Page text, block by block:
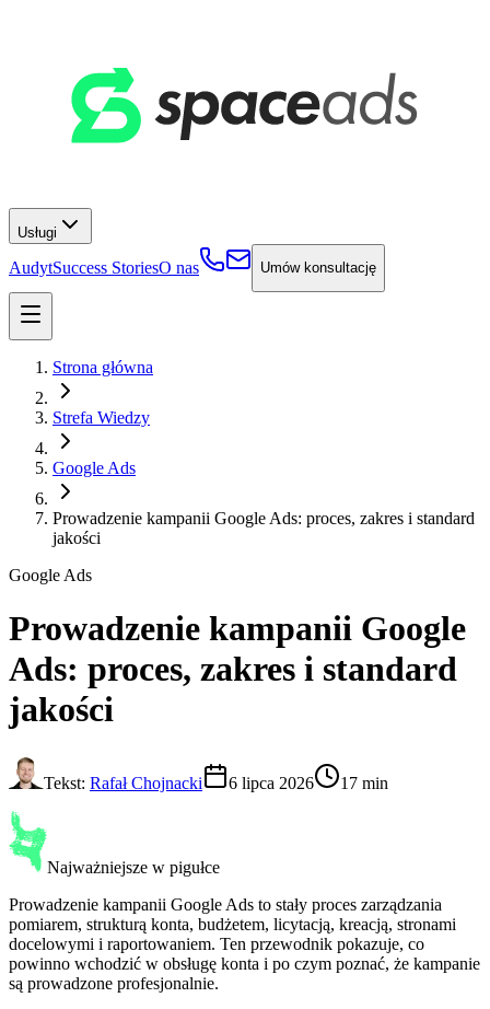
Usługi
AudytSuccess StoriesO nas Umów konsultację
Strona główna
Strefa Wiedzy
Google Ads
Prowadzenie kampanii Google Ads: proces, zakres i standard
jakości
Google Ads
Prowadzenie kampanii Google
Ads: proces, zakres i standard
jakości
Tekst: Rafał Chojnacki 6 lipca 2026 17 min
Najważniejsze w pigułce
Prowadzenie kampanii Google Ads to stały proces zarządzania
pomiarem, strukturą konta, budżetem, licytacją, kreacją, stronami
docelowymi i raportowaniem. Ten przewodnik pokazuje, co
powinno wchodzić w obsługę konta i po czym poznać, że kampanie
są prowadzone profesjonalnie.